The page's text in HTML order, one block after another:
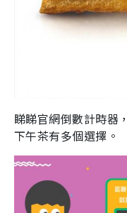
睇睇官網倒數計時器
下午茶有多個選擇。